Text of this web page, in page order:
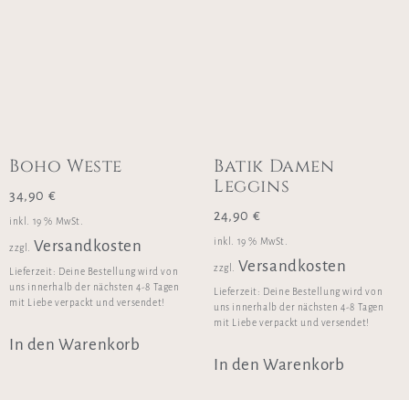
Boho Weste
34,90 €
inkl. 19 % MwSt.
zzgl. Versandkosten
Lieferzeit: Deine Bestellung wird von
uns innerhalb der nächsten 4-8 Tagen
mit Liebe verpackt und versendet!
In den Warenkorb
Batik Damen
Leggins
24,90 €
inkl. 19 % MwSt.
zzgl. Versandkosten
Lieferzeit: Deine Bestellung wird von
uns innerhalb der nächsten 4-8 Tagen
mit Liebe verpackt und versendet!
In den Warenkorb